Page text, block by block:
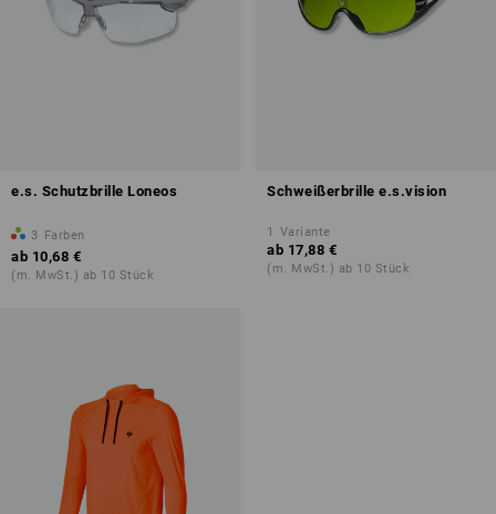
e.s. Schutzbrille Loneos
3 Farben
ab 10,68 €
(m. MwSt.) ab 10 Stück
Schweißerbrille e.s.vision
1 Variante
ab 17,88 €
(m. MwSt.) ab 10 Stück